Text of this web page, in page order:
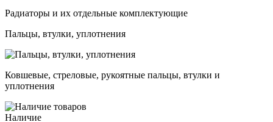
Радиаторы и их отдельные комплектующие
Пальцы, втулки, уплотнения
Ковшевые, стреловые, рукоятные пальцы, втулки и
уплотнения
Наличие